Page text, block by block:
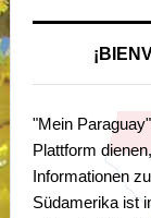
"Mein
Plattform
Informationen
Südamerika ist